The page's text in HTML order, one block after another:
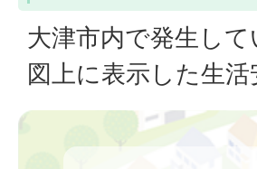
大津市内で発生し
図上に表示した生